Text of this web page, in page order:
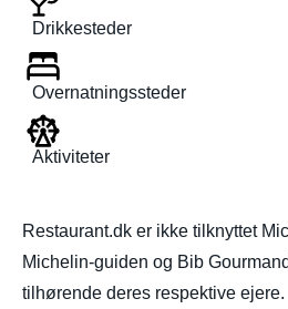
Drikkesteder
Overnatningssteder
Aktiviteter
Restaurant.dk er ikke tilknyttet
Michelin-guiden og Bib
tilhørende deres respektive ejere.